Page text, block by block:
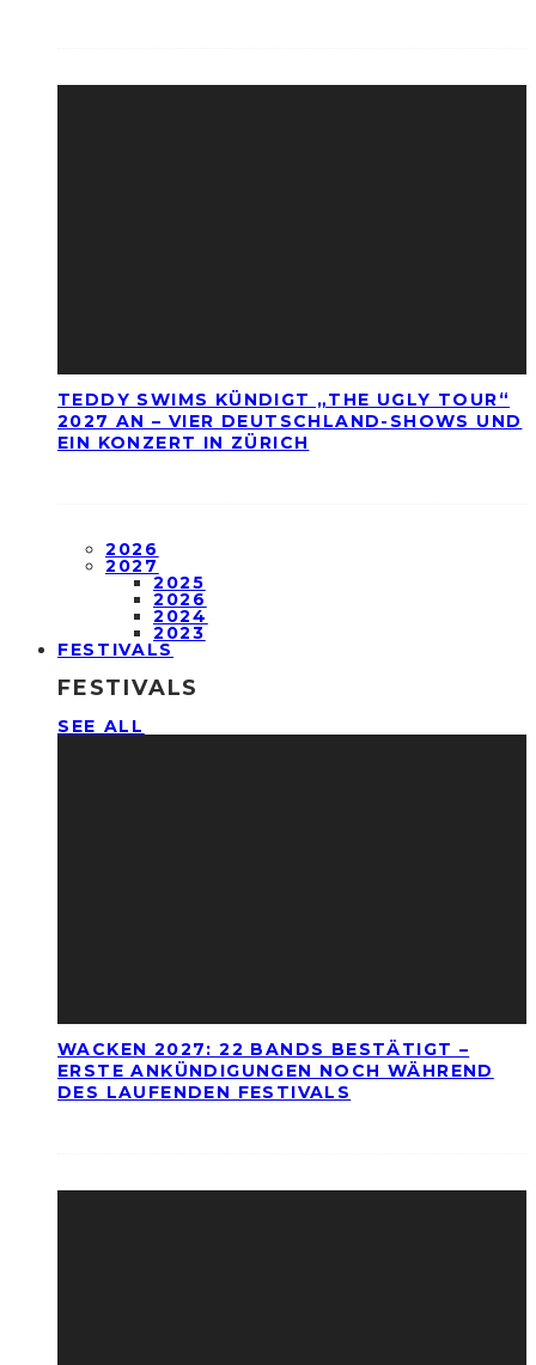
TEDDY SWIMS KÜNDIGT „THE UGLY TOUR“
2027 AN – VIER DEUTSCHLAND-SHOWS UND
EIN KONZERT IN ZÜRICH
2026
2027
2025
2026
2024
2023
FESTIVALS
FESTIVALS
SEE ALL
WACKEN 2027: 22 BANDS BESTÄTIGT –
ERSTE ANKÜNDIGUNGEN NOCH WÄHREND
DES LAUFENDEN FESTIVALS